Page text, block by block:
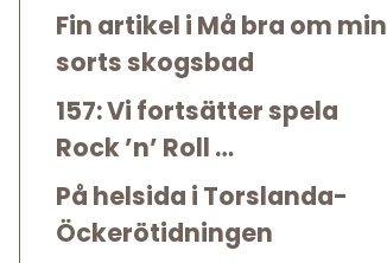
Fin artikel i Må bra om min
sorts skogsbad
157: Vi fortsätter spela
Rock ’n’ Roll …
På helsida i Torslanda-
Öckerötidningen